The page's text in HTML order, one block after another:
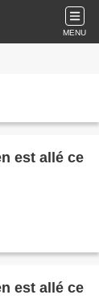
MENU
est allé ce
est allé ce